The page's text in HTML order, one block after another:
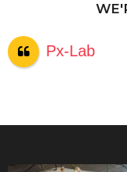
Px-Lab